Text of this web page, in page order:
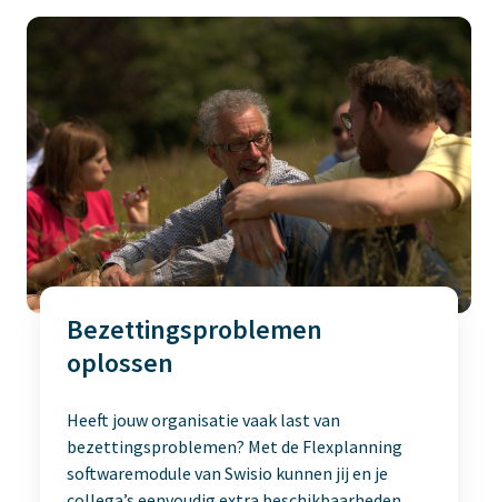
Bezettingsproblemen
oplossen
Heeft jouw organisatie vaak last van
bezettingsproblemen? Met de Flexplanning
softwaremodule van Swisio kunnen jij en je